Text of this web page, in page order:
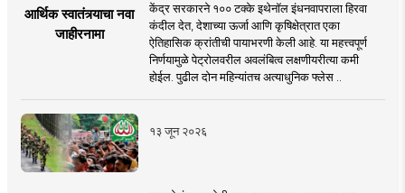
आर्थिक स्वातंत्र्याचा नवा
जाहीरनामा
केंद्र सरकारने १०० टक्के इथेनॉल इंधनवापराला हिरवा
कंदील देत, देशाच्या ऊर्जा आणि कृषिक्षेत्रात एका
ऐतिहासिक क्रांतीची पायाभरणी केली आहे. या महत्त्वपूर्ण
निर्णयामुळे पेट्रोलवरील अवलंबित्व लक्षणीयरीत्या कमी
होईल. पुढील दोन महिन्यांतच अत्याधुनिक फ्लेस ..
१३ जून २०२६